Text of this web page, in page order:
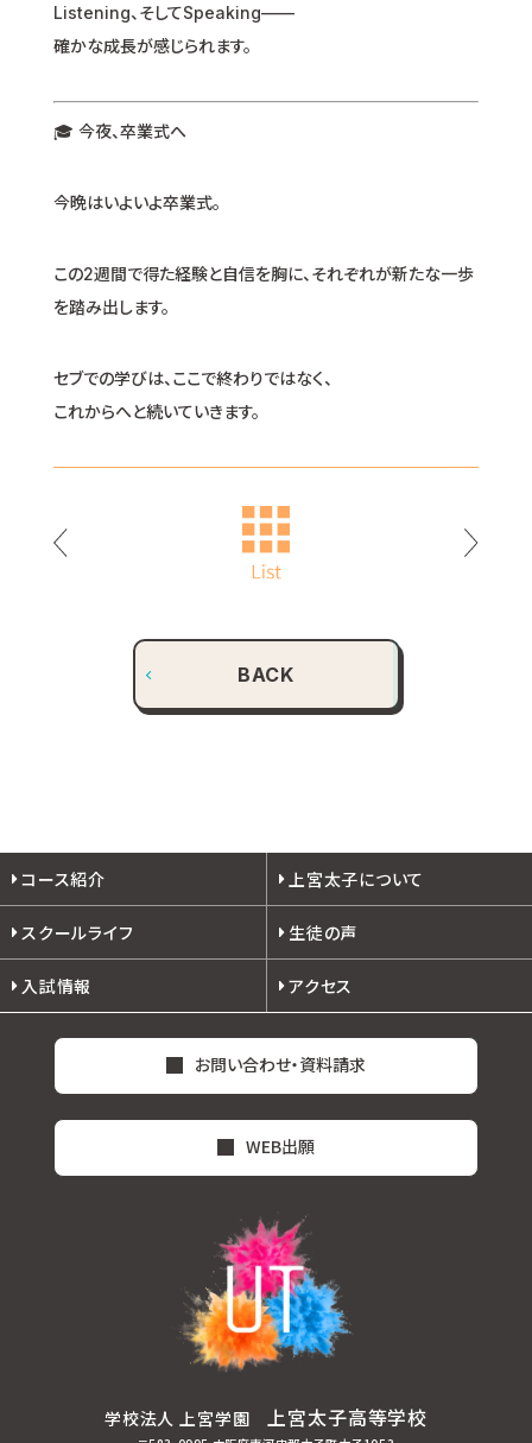
Listening、そしてSpeaking——
確かな成長が感じられます。
🎓 今夜、卒業式へ
今晩はいよいよ卒業式。
この2週間で得た経験と自信を胸に、それぞれが新たな一歩
を踏み出します。
セブでの学びは、ここで終わりではなく、
これからへと続いていきます。
BACK
コース紹介 上宮太子について
スクールライフ 生徒の声
入試情報 アクセス
お問い合わせ・資料請求
WEB出願
学校法人 上宮学園上宮太子高等学校